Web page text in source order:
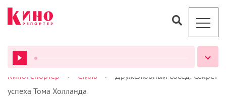
ВСЕ ПОДКАСТЫ
КиноРепортер > Стиль >
Дружелюбный сосед: Секрет
успеха Тома Холланда